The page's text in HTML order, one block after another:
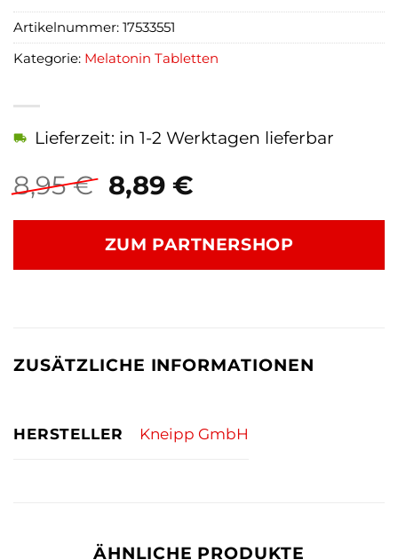
8,95€ Ursprünglicher
Preis
war:
8,95 €
8,89 €Aktueller
ist:
8,89 €.
Lieferzeit: in 1-2 Werktagen lieferbar
ZUM PARTNERSHOP
Artikelnummer: 17533551
Kategorie: Melatonin Tabletten
ZUSÄTZLICHE INFORMATIONEN
HERSTELLER Kneipp GmbH
ÄHNLICHE PRODUKTE